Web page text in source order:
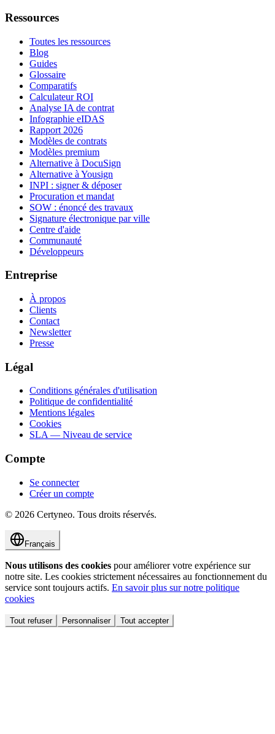
Ressources
Toutes les ressources
Blog
Guides
Glossaire
Comparatifs
Calculateur ROI
Analyse IA de contrat
Infographie eIDAS
Rapport 2026
Modèles de contrats
Modèles premium
Alternative à DocuSign
Alternative à Yousign
INPI : signer & déposer
Procuration et mandat
SOW : énoncé des travaux
Signature électronique par ville
Centre d'aide
Communauté
Développeurs
Entreprise
À propos
Clients
Contact
Newsletter
Presse
Légal
Conditions générales d'utilisation
Politique de confidentialité
Mentions légales
Cookies
SLA — Niveau de service
Compte
Se connecter
Créer un compte
© 2026 Certyneo. Tous droits réservés.
Français
Nous utilisons des cookies pour améliorer votre expérience sur
notre site. Les cookies strictement nécessaires au fonctionnement du
service sont toujours actifs. En savoir plus sur notre politique
cookies
Tout refuser Personnaliser Tout accepter